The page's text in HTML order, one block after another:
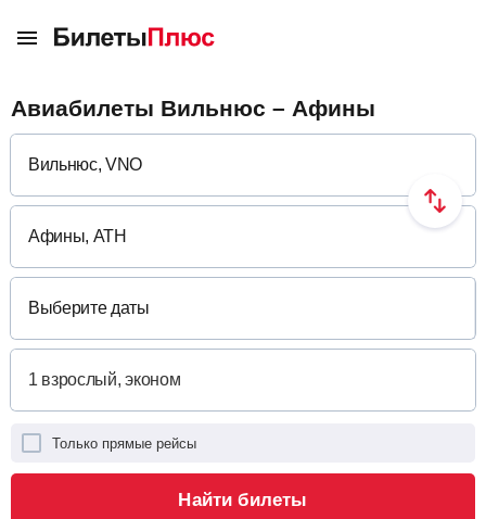
Авиабилеты Вильнюс – Афины
Выберите даты
Только прямые рейсы
Найти билеты